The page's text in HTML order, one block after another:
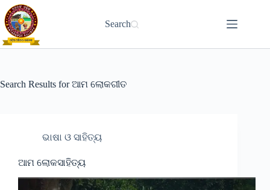
Skip
to
content
Search
Search Results for ଆମ ଲୋକଗୀତ
ଭାଷା ଓ ସାହିତ୍ୟ
ଆମ ଲୋକସାହିତ୍ୟ